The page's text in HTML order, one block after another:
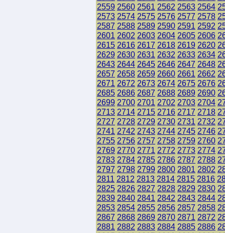
2559 2560 2561 2562 2563 2564
2573 2574 2575 2576 2577 2578
2587 2588 2589 2590 2591 2592
2601 2602 2603 2604 2605 2606
2615 2616 2617 2618 2619 2620
2629 2630 2631 2632 2633 2634
2643 2644 2645 2646 2647 2648
2657 2658 2659 2660 2661 2662
2671 2672 2673 2674 2675 2676
2685 2686 2687 2688 2689 2690
2699 2700 2701 2702 2703 2704
2713 2714 2715 2716 2717 2718
2727 2728 2729 2730 2731 2732
2741 2742 2743 2744 2745 2746
2755 2756 2757 2758 2759 2760
2769 2770 2771 2772 2773 2774
2783 2784 2785 2786 2787 2788
2797 2798 2799 2800 2801 2802
2811 2812 2813 2814 2815 2816
2825 2826 2827 2828 2829 2830
2839 2840 2841 2842 2843 2844
2853 2854 2855 2856 2857 2858
2867 2868 2869 2870 2871 2872
2881 2882 2883 2884 2885 2886